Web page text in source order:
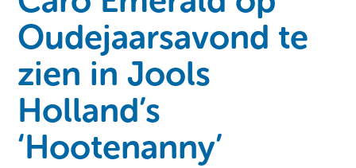
Oudejaarsavond te
zien in Jools
Holland’s
‘Hootenanny’